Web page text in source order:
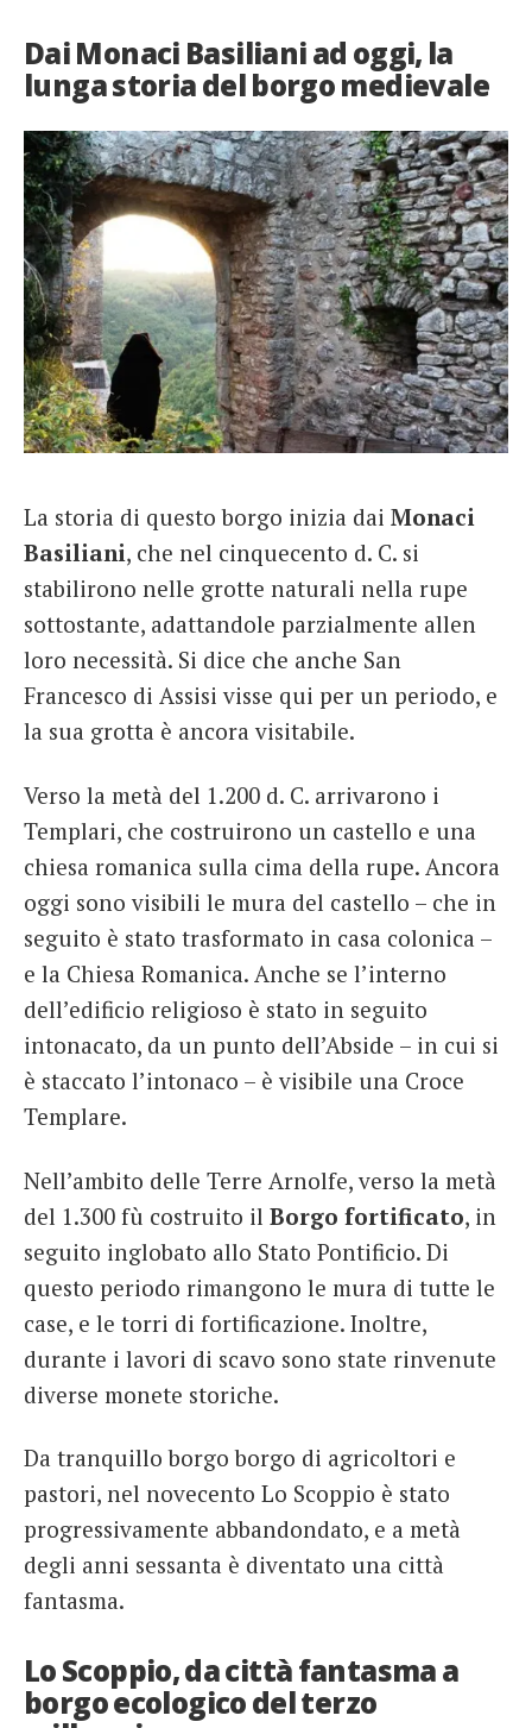
Dai Monaci Basiliani ad oggi, la
lunga storia del borgo medievale
La storia di questo borgo inizia dai Monaci
Basiliani, che nel cinquecento d. C. si
stabilirono nelle grotte naturali nella rupe
sottostante, adattandole parzialmente allen
loro necessità. Si dice che anche San
Francesco di Assisi visse qui per un periodo, e
la sua grotta è ancora visitabile.
Verso la metà del 1.200 d. C. arrivarono i
Templari, che costruirono un castello e una
chiesa romanica sulla cima della rupe. Ancora
oggi sono visibili le mura del castello – che in
seguito è stato trasformato in casa colonica –
e la Chiesa Romanica. Anche se l’interno
dell’edificio religioso è stato in seguito
intonacato, da un punto dell’Abside – in cui si
è staccato l’intonaco – è visibile una Croce
Templare.
Nell’ambito delle Terre Arnolfe, verso la metà
del 1.300 fù costruito il Borgo fortificato, in
seguito inglobato allo Stato Pontificio. Di
questo periodo rimangono le mura di tutte le
case, e le torri di fortificazione. Inoltre,
durante i lavori di scavo sono state rinvenute
diverse monete storiche.
Da tranquillo borgo borgo di agricoltori e
pastori, nel novecento Lo Scoppio è stato
progressivamente abbandondato, e a metà
degli anni sessanta è diventato una città
fantasma.
Lo Scoppio, da città fantasma a
borgo ecologico del terzo